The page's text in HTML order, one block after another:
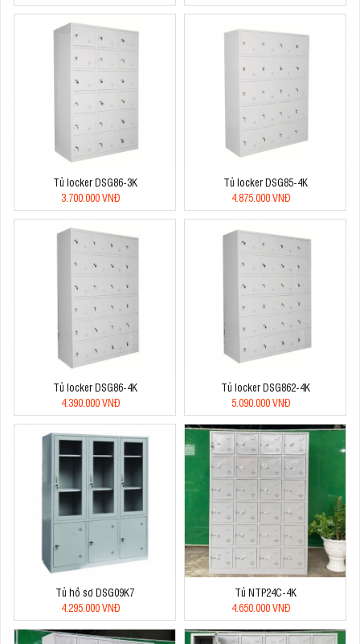
Tủ locker DSG86-3K
3.700.000 VNĐ
Tủ locker DSG85-4K
4.875.000 VNĐ
Tủ locker DSG86-4K
4.390.000 VNĐ
Tủ locker DSG862-4K
5.090.000 VNĐ
Tủ hồ sơ DSG09K7
4.295.000 VNĐ
Tủ NTP24C-4K
4.650.000 VNĐ